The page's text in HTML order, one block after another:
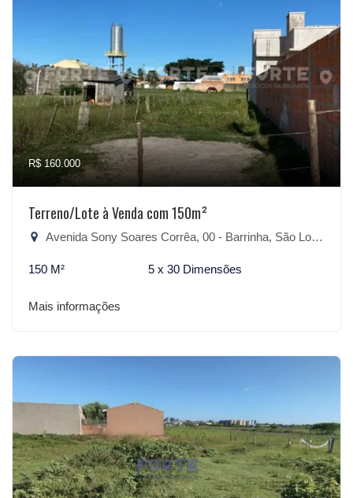
R$ 160.000
Terreno/Lote à Venda com 150m²
Avenida Sony Soares Corrêa, 00 - Barrinha, São Lourenço do Sul-RS
150 M² 5 x 30 Dimensões
Mais informações